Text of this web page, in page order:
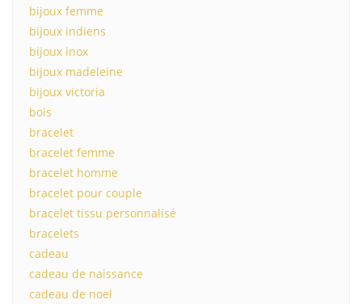
bijoux femme
bijoux indiens
bijoux inox
bijoux madeleine
bijoux victoria
bois
bracelet
bracelet femme
bracelet homme
bracelet pour couple
bracelet tissu personnalisé
bracelets
cadeau
cadeau de naissance
cadeau de noel